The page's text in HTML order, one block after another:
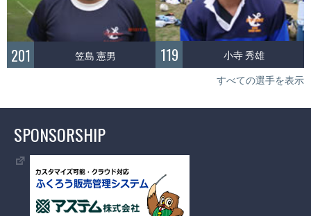
201 笠島 憲男 119 小寺 秀雄
すべての選手を表示
SPONSORSHIP